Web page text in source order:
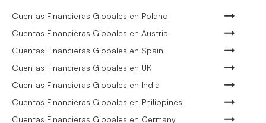
Cuentas Financieras Globales en Poland
Cuentas Financieras Globales en Austria
Cuentas Financieras Globales en Spain
Cuentas Financieras Globales en UK
Cuentas Financieras Globales en India
Cuentas Financieras Globales en Philippines
Cuentas Financieras Globales en Germany